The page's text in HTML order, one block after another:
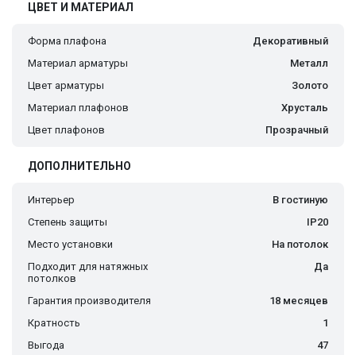
ЦВЕТ И МАТЕРИАЛ
Форма плафона
Декоративный
Материал арматуры
Металл
Цвет арматуры
Золото
Материал плафонов
Хрусталь
Цвет плафонов
Прозрачный
ДОПОЛНИТЕЛЬНО
Интерьер
В гостиную
Степень защиты
IP20
Место установки
На потолок
Подходит для натяжных
потолков
Да
Гарантия производителя
18 месяцев
Кратность
1
Выгода
47